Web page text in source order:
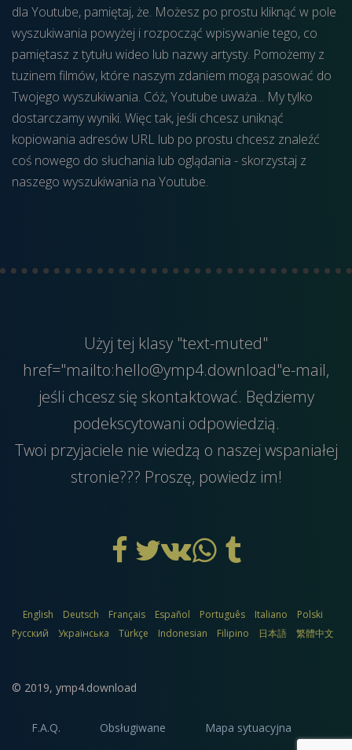
dla Youtube, pamiętaj, że. Możesz po prostu kliknąć w pole
wyszukiwania powyżej i rozpocząć wpisywanie tego, co
pamiętasz z tytułu wideo lub nazwy artysty. Pomożemy z
tuzinem filmów, które naszym zdaniem mogą pasować do
Twojego wyszukiwania. Cóż, Youtube uważa... My tylko
dostarczamy wyniki. Więc tak, jeśli chcesz uniknąć
kopiowania adresów URL lub po prostu chcesz znaleźć
coś nowego do słuchania lub oglądania - skorzystaj z
naszego wyszukiwania na Youtube.
Użyj tej klasy "text-muted"
href="mailto:hello@ymp4.download"e-mail,
jeśli chcesz się skontaktować. Będziemy
podekscytowani odpowiedzią.
Twoi przyjaciele nie wiedzą o naszej wspaniałej
stronie??? Proszę, powiedz im!
English Deutsch Français Español Português Italiano
Polski
Русский
Українська Türkçe Indonesian Filipino 日本語 繁體中文
© 2019, ymp4.download
F.A.Q. Obsługiwane Mapa sytuacyjna